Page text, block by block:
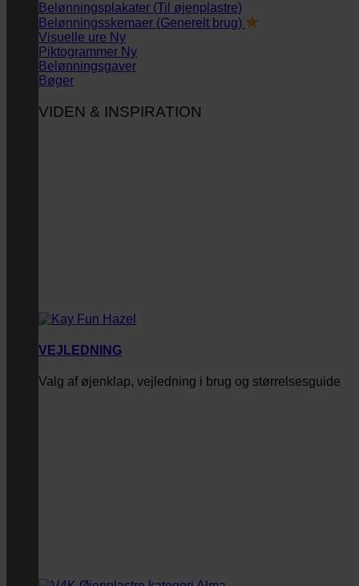
Belønningsplakater (Til øjenplastre)
Belønningsskemaer (Generelt brug)
Visuelle ure
Piktogrammer
Belønningsgaver
Bøger
VIDEN & INSPIRATION
VEJLEDNING
Valg af øjenklap, vejledning i brug og størrelsesguide